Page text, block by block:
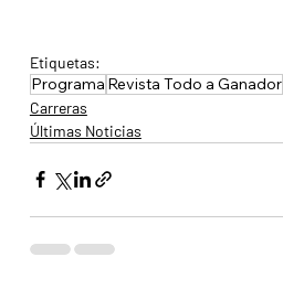
Etiquetas:
Programa Revista Todo a Ganador
Carreras
Últimas Noticias